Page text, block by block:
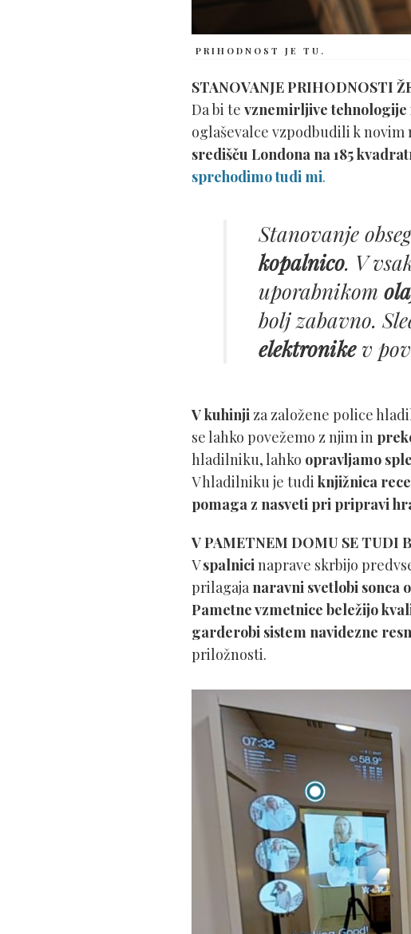
PRIHODNOST JE TU.
STANOVANJE PRIHODNOSTI
Da bi te vznemirljive tehnologije
oglaševalce vzpodbudili k novim
središču Londona na 185
sprehodimo tudi mi.
Stanovanje
kopalnico. V
uporabnikom
bolj zabavno.
elektronikev
V kuhinji za založene police
se lahko povežemo z njim in
hladilniku, lahko opravljamo
V hladilniku je tudi knjižnica
pomaga z nasveti pri pripravi
V PAMETNEM DOMU SE TUDI
Vspalnici naprave skrbijo
prilagaja naravni svetlobi sonca
Pametne vzmetnice beležijo
garderobi sistem navidezne
priložnosti.